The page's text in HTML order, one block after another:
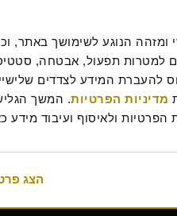
ומשתמשים בעוגיות וכלים דומים למטרות תפעול, אבטחה, סטטיסטיקה
ושיווק. למידע נוסף, לרבות ביחס להעברת המידע לצדדים שלישיים וכן
הפרטיות
. המשך הגלישה
ועיבוד מידע כאמור.
הצג פרטים